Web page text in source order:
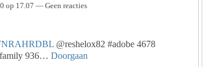
op 17.07 — Geen reacties
@reshelox82 #adobe 4678
936… Doorgaan